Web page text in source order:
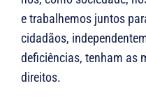
e trabalhemos juntos
cidadãos,
deficiências, tenham as
direitos.